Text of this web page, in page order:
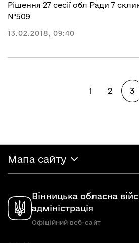
Рішення 27 сесії обл Ради 7
№509
13.02.2018, 09:40
1 2 3
Мапа сайту
Вінницька обласна
адміністрація
Офіційний веб-сайт